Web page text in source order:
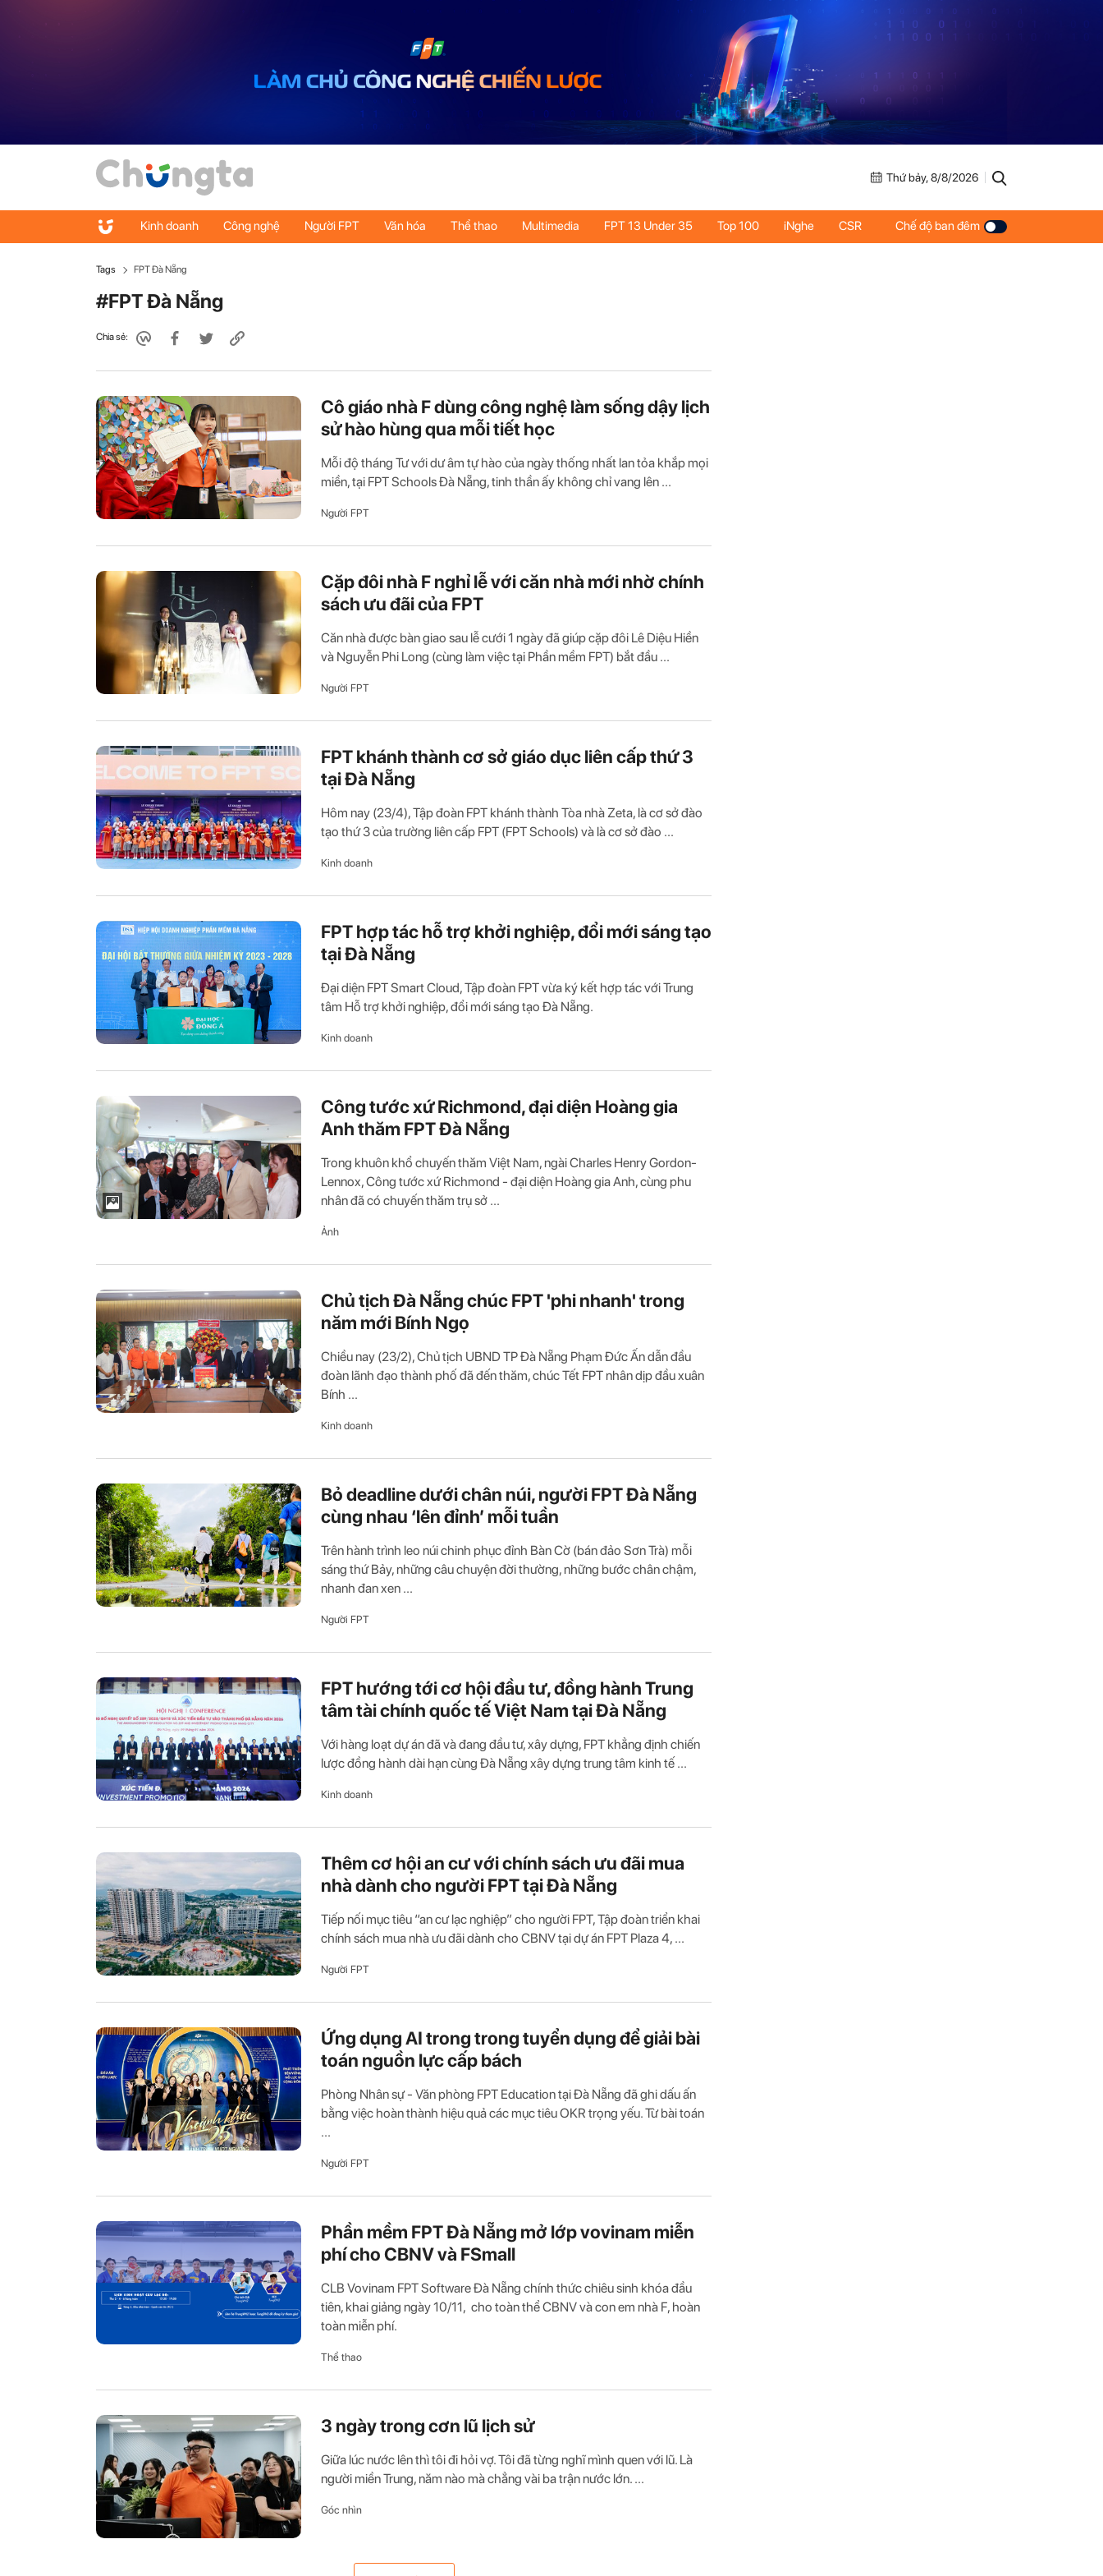
Thứ bảy, 8/8/2026
Kinh doanh Công nghệ Người FPT Văn hóa Thể thao Multimedia FPT 13 Under 35 Top 100 iNghe CSR Chế độ ban đêm
Tags FPT Đà Nẵng
#FPT Đà Nẵng
Chia sẻ:
Cô giáo nhà F dùng công nghệ làm sống dậy lịch
sử hào hùng qua mỗi tiết học
Mỗi độ tháng Tư với dư âm tự hào của ngày thống nhất lan tỏa khắp mọi
miền, tại FPT Schools Đà Nẵng, tinh thần ấy không chỉ vang lên ...
Người FPT
Cặp đôi nhà F nghỉ lễ với căn nhà mới nhờ chính
sách ưu đãi của FPT
Căn nhà được bàn giao sau lễ cưới 1 ngày đã giúp cặp đôi Lê Diệu Hiền
và Nguyễn Phi Long (cùng làm việc tại Phần mềm FPT) bắt đầu ...
Người FPT
FPT khánh thành cơ sở giáo dục liên cấp thứ 3
tại Đà Nẵng
Hôm nay (23/4), Tập đoàn FPT khánh thành Tòa nhà Zeta, là cơ sở đào
tạo thứ 3 của trường liên cấp FPT (FPT Schools) và là cơ sở đào ...
Kinh doanh
FPT hợp tác hỗ trợ khởi nghiệp, đổi mới sáng tạo
tại Đà Nẵng
Đại diện FPT Smart Cloud, Tập đoàn FPT vừa ký kết hợp tác với Trung
tâm Hỗ trợ khởi nghiệp, đổi mới sáng tạo Đà Nẵng.
Kinh doanh
Công tước xứ Richmond, đại diện Hoàng gia
Anh thăm FPT Đà Nẵng
Trong khuôn khổ chuyến thăm Việt Nam, ngài Charles Henry Gordon-
Lennox, Công tước xứ Richmond - đại diện Hoàng gia Anh, cùng phu
nhân đã có chuyến thăm trụ sở ...
Ảnh
Chủ tịch Đà Nẵng chúc FPT 'phi nhanh' trong
năm mới Bính Ngọ
Chiều nay (23/2), Chủ tịch UBND TP Đà Nẵng Phạm Đức Ấn dẫn đầu
đoàn lãnh đạo thành phố đã đến thăm, chúc Tết FPT nhân dịp đầu xuân
Bính ...
Kinh doanh
Bỏ deadline dưới chân núi, người FPT Đà Nẵng
cùng nhau ‘lên đỉnh’ mỗi tuần
Trên hành trình leo núi chinh phục đỉnh Bàn Cờ (bán đảo Sơn Trà) mỗi
sáng thứ Bảy, những câu chuyện đời thường, những bước chân chậm,
nhanh đan xen ...
Người FPT
FPT hướng tới cơ hội đầu tư, đồng hành Trung
tâm tài chính quốc tế Việt Nam tại Đà Nẵng
Với hàng loạt dự án đã và đang đầu tư, xây dựng, FPT khẳng định chiến
lược đồng hành dài hạn cùng Đà Nẵng xây dựng trung tâm kinh tế ...
Kinh doanh
Thêm cơ hội an cư với chính sách ưu đãi mua
nhà dành cho người FPT tại Đà Nẵng
Tiếp nối mục tiêu “an cư lạc nghiệp” cho người FPT, Tập đoàn triển khai
chính sách mua nhà ưu đãi dành cho CBNV tại dự án FPT Plaza 4, ...
Người FPT
Ứng dụng AI trong trong tuyển dụng để giải bài
toán nguồn lực cấp bách
Phòng Nhân sự - Văn phòng FPT Education tại Đà Nẵng đã ghi dấu ấn
bằng việc hoàn thành hiệu quả các mục tiêu OKR trọng yếu. Từ bài toán
...
Người FPT
Phần mềm FPT Đà Nẵng mở lớp vovinam miễn
phí cho CBNV và FSmall
CLB Vovinam FPT Software Đà Nẵng chính thức chiêu sinh khóa đầu
tiên, khai giảng ngày 10/11, cho toàn thể CBNV và con em nhà F, hoàn
toàn miễn phí.
Thể thao
3 ngày trong cơn lũ lịch sử
Giữa lúc nước lên thì tôi đi hỏi vợ. Tôi đã từng nghĩ mình quen với lũ. Là
người miền Trung, năm nào mà chẳng vài ba trận nước lớn. ...
Góc nhìn